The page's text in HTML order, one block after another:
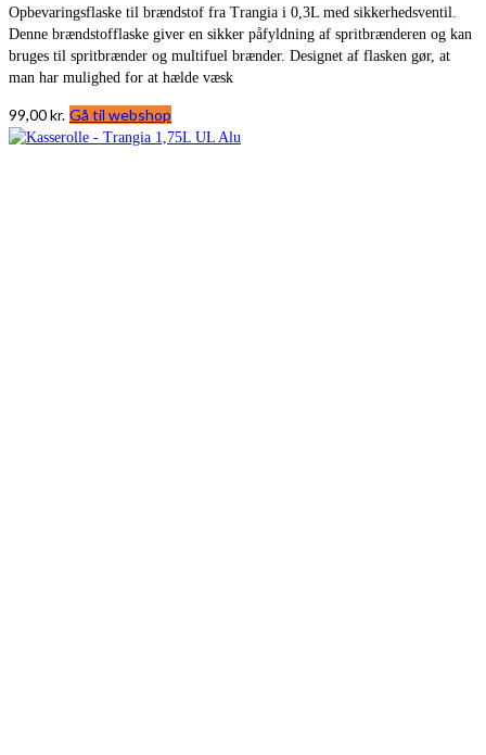
Opbevaringsflaske til brændstof fra Trangia i 0,3L med sikkerhedsventil.
Denne brændstofflaske giver en sikker påfyldning af spritbrænderen og kan
bruges til spritbrænder og multifuel brænder. Designet af flasken gør, at
man har mulighed for at hælde væsk
99,00kr. Gå til webshop